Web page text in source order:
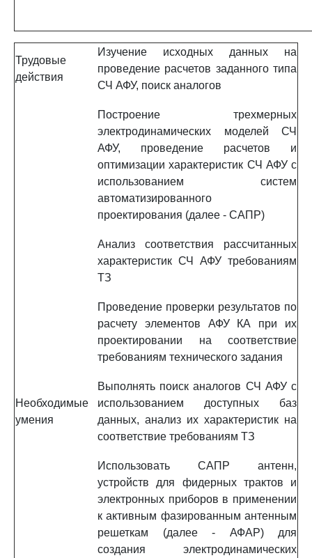
Трудовые
действия
Изучение исходных данных на
проведение расчетов заданного типа
СЧ АФУ, поиск аналогов
Построение трехмерных
электродинамических моделей СЧ
АФУ, проведение расчетов и
оптимизации характеристик СЧ АФУ с
использованием систем
автоматизированного
проектирования (далее - САПР)
Анализ соответствия рассчитанных
характеристик СЧ АФУ требованиям
ТЗ
Проведение проверки результатов по
расчету элементов АФУ КА при их
проектировании на соответствие
требованиям технического задания
Необходимые
умения
Выполнять поиск аналогов СЧ АФУ с
использованием доступных баз
данных, анализ их характеристик на
соответствие требованиям ТЗ
Использовать САПР антенн,
устройств для фидерных трактов и
электронных приборов в применении
к активным фазированным антенным
решеткам (далее - АФАР) для
создания электродинамических